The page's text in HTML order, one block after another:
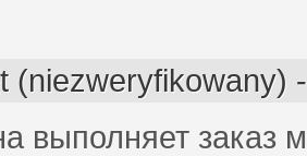
(niezweryfikowany)
выполняет заказ